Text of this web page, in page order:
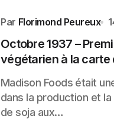
Par Florimond Peureux
Octobre 1937 –
végétarien à la carte
Madison Foods était
dans la production et
de soja aux…